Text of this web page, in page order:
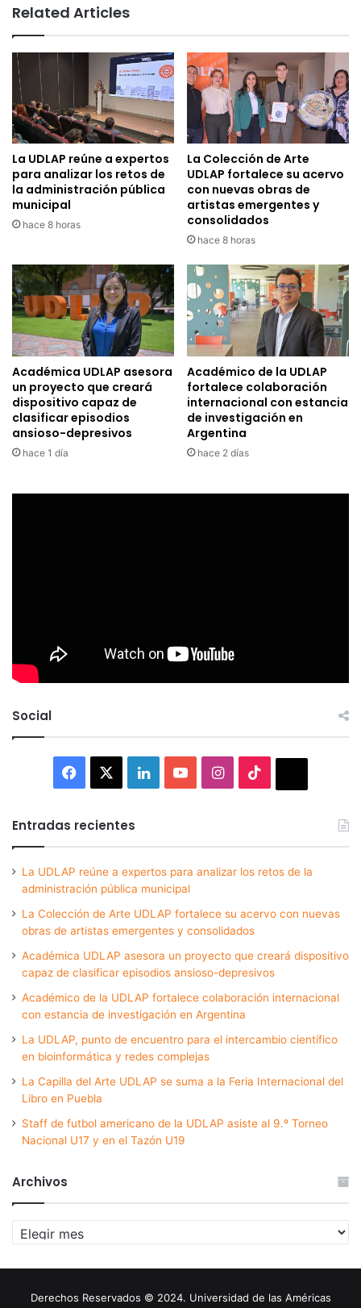
Related Articles
La UDLAP reúne a expertos
para analizar los retos de
la administración pública
municipal
hace 8 horas
La Colección de Arte
UDLAP fortalece su acervo
con nuevas obras de
artistas emergentes y
consolidados
hace 8 horas
Académica UDLAP asesora
un proyecto que creará
dispositivo capaz de
clasificar episodios
ansioso-depresivos
hace 1 día
Académico de la UDLAP
fortalece colaboración
internacional con estancia
de investigación en
Argentina
hace 2 días
Social
Facebook LinkedInYouTubeInstagram
Entradas recientes
La UDLAP reúne a expertos para analizar los retos de la
administración pública municipal
La Colección de Arte UDLAP fortalece su acervo con nuevas
obras de artistas emergentes y consolidados
Académica UDLAP asesora un proyecto que creará dispositivo
capaz de clasificar episodios ansioso-depresivos
Académico de la UDLAP fortalece colaboración internacional
con estancia de investigación en Argentina
La UDLAP, punto de encuentro para el intercambio científico
en bioinformática y redes complejas
La Capilla del Arte UDLAP se suma a la Feria Internacional del
Libro en Puebla
Staff de futbol americano de la UDLAP asiste al 9.º Torneo
Nacional U17 y en el Tazón U19
Archivos
Archivos
Derechos Reservados © 2024. Universidad de las Américas